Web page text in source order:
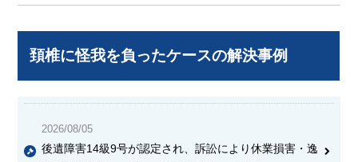
頚椎に怪我を負ったケースの解決事例
2026/08/05
後遺障害14級9号が認定され、訴訟により休業損害・逸